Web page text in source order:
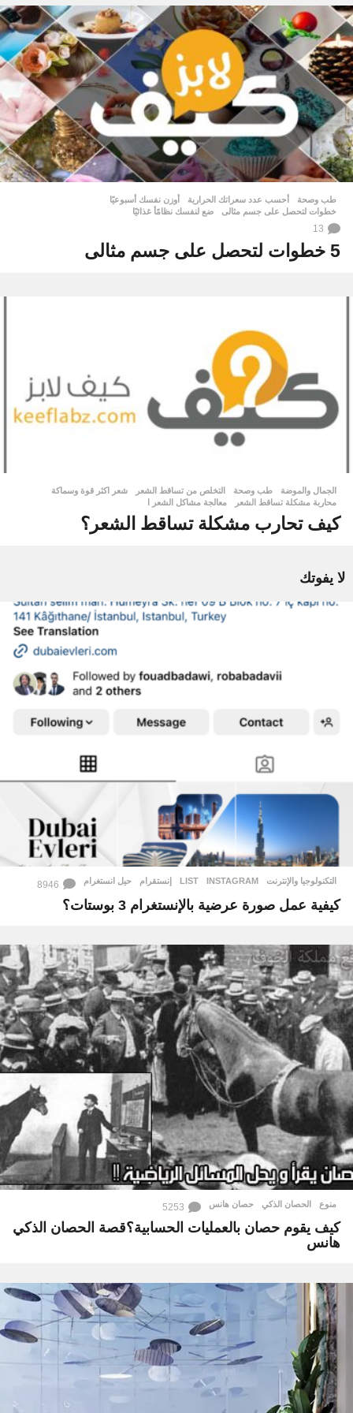
طب وصحة أحسب عدد سعراتك الحرارية أوزن نفسك أسبوعيًا
خطوات لتحصل على جسم مثالى
,
ضع لنفسك نظامًأ غذائيًا
13
5 خطوات لتحصل على جسم مثالى
الجمال والموضة ,
طب وصحة التخلص من تساقط الشعر ,
شعر اكثر قوة وسماكة
محاربة مشكلة تساقط الشعر
,
معالجة مشاكل الشعر ا
كيف تحارب مشكلة تساقط الشعر؟
لا يفوتك
التكنولوجيا والإنترنت INSTAGRAM
,
LIST
,
إنستقرام ,
حيل انستغرام 8946
كيفية عمل صورة عرضية بالإنستغرام 3 بوستات؟
منوع الحصان الذكي ,
حصان هانس 5253
كيف يقوم حصان بالعمليات الحسابية؟قصة الحصان الذكي
هانس